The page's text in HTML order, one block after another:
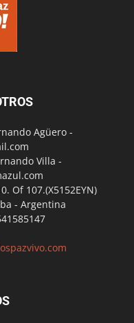
Agüero -
Villa -
Of 107.(X5152EYN)
- Argentina